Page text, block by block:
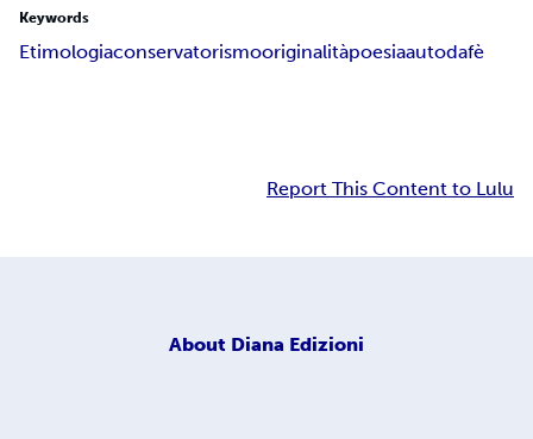
Keywords
Etimologiaconservatorismooriginalitàpoesiaautodafè
Report This Content to Lulu
About Diana Edizioni